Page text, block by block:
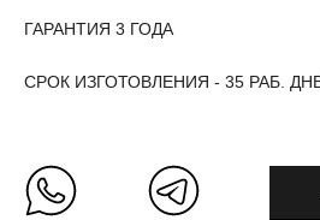
ГАРАНТИЯ 3 ГОДА
СРОК ИЗГОТОВЛЕНИЯ - 35 РАБ.